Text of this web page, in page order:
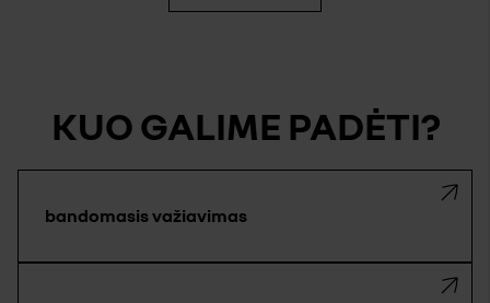
KUO GALIME PADĖTI?
bandomasis važiavimas